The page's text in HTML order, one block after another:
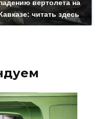
вертолета на
читать здесь